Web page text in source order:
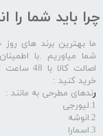
چرا باید شما را
ما بهترین برند های
شما میاوریم .با
اصالت
خرید کنید :
رندهای مطرحی به مانند :
1.لیورجی
2.انوشه
3.اسمارا